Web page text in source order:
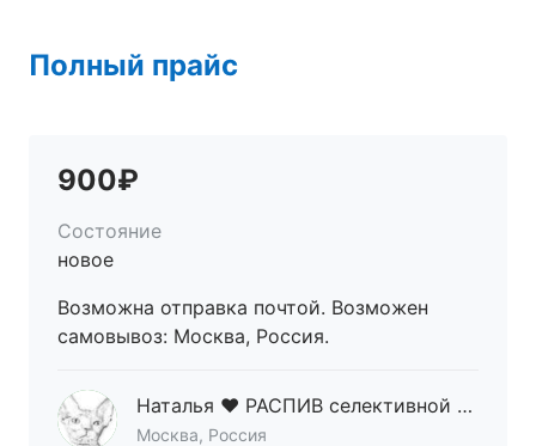
Полный прайс
900₽
Состояние
новое
Возможна отправка почтой. Возможен
самовывоз: Москва, Россия.
Наталья ♥ РАСПИВ селективной парфюмерии ♥ ОРИГИНАЛ
Москва, Россия